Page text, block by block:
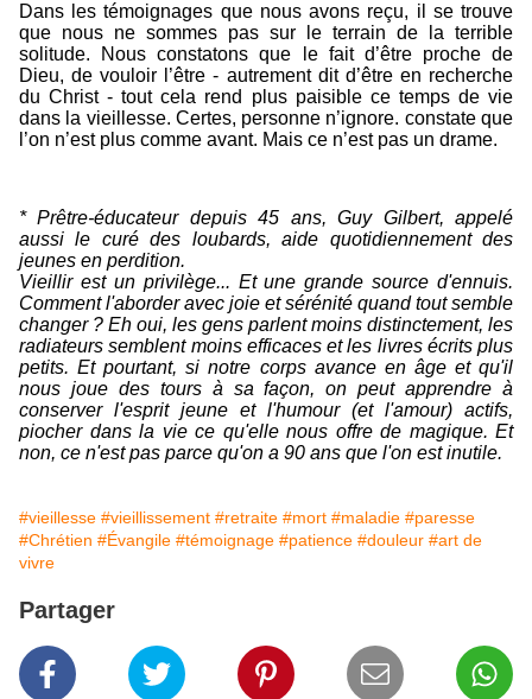
Dans les témoignages que nous avons reçu, il se trouve
que nous ne sommes pas sur le terrain de la terrible
solitude. Nous constatons que le fait d’être proche de
Dieu, de vouloir l’être - autrement dit d’être en recherche
du Christ - tout cela rend plus paisible ce temps de vie
dans la vieillesse. Certes, personne n’ignore. constate que
l’on n’est plus comme avant. Mais ce n’est pas un drame.
* Prêtre-éducateur depuis 45 ans, Guy Gilbert, appelé
aussi le curé des loubards, aide quotidiennement des
jeunes en perdition.
Vieillir est un privilège... Et une grande source d'ennuis.
Comment l'aborder avec joie et sérénité quand tout semble
changer ? Eh oui, les gens parlent moins distinctement, les
radiateurs semblent moins efficaces et les livres écrits plus
petits. Et pourtant, si notre corps avance en âge et qu'il
nous joue des tours à sa façon, on peut apprendre à
conserver l'esprit jeune et l'humour (et l'amour) actifs,
piocher dans la vie ce qu'elle nous offre de magique. Et
non, ce n'est pas parce qu'on a 90 ans que l'on est inutile.
#vieillesse #vieillissement #retraite #mort #maladie #paresse
#Chrétien #Évangile #témoignage #patience #douleur #art de
vivre
Partager